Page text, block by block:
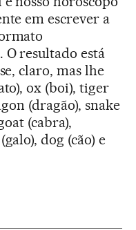
em escrever a
O resultado está
claro, mas lhe
ox (boi), tiger
(dragão), snake
(cabra),
dog (cão) e